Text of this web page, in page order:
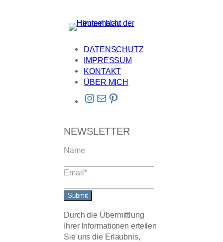
DATENSCHUTZ
IMPRESSUM
KONTAKT
ÜBER MICH
Instagram E-Mail Pinterest
NEWSLETTER
Name
Email*
Submit
Durch die Übermittlung
Ihrer Informationen erteilen
Sie uns die Erlaubnis,